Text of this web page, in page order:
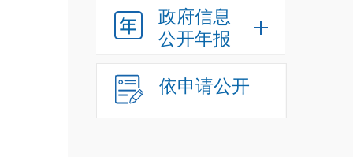
政府信息
公开年报
依申请公开